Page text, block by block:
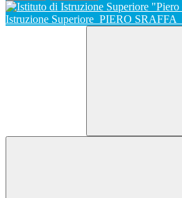
Istruzione Superiore PIERO SRAFFA